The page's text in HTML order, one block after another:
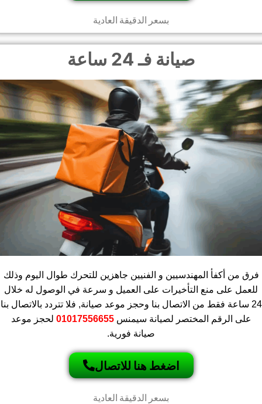
بسعر الدقيقة العادية
صيانة فـ 24 ساعة
فرق من أكفأ المهندسيين و الفنيين جاهزين للتحرك طوال اليوم وذلك
للعمل على منع التأخيرات على العميل و سرعة في الوصول له خلال
24 ساعة فقط من الاتصال بنا وحجز موعد صيانة, فلا تتردد بالاتصال بنا
على الرقم المختصر لصيانة سيمنس01017556655 لحجز موعد
صيانة فورية.
اضغط هنا للاتصال
بسعر الدقيقة العادية